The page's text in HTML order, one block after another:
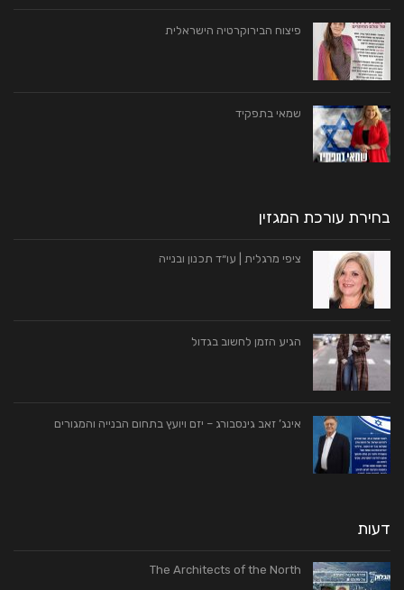
פיצוח הבירוקרטיה הישראלית
שמאי בתפקיד
בחירת עורכת המגזין
ציפי מרגלית | עו״ד תכנון ובנייה
הגיע הזמן לחשוב בגדול
אינג’ זאב גינסבורג – יזם ויועץ בתחום הבנייה והמגורים
דעות
The Architects of the North